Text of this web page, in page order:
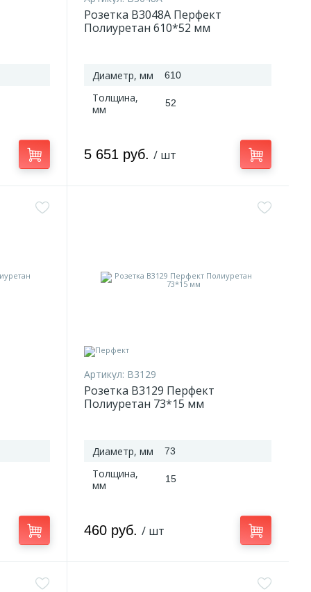
Розетка B3048A Перфект
Полиуретан 610*52 мм
Диаметр, мм 610
Толщина,
мм
52
5 651 руб./ шт
Артикул: B3129
Розетка B3129 Перфект
Полиуретан 73*15 мм
Диаметр, мм 73
Толщина,
мм
15
460 руб./ шт